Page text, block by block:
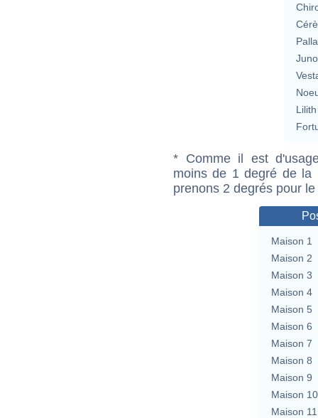
Lilith
* Comme il est
moins de 1 degré de la
prenons 2 degrés pour
Maison 1
Maison 2
Maison 3
Maison 4
Maison 5
Maison 6
Maison 7
Maison 8
Maison 9
Maison 10
Maison 11